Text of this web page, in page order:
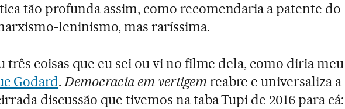
tão profunda assim, como recomendaria a patente do
leninismo, mas raríssima.
três coisas que eu sei ou vi no filme dela, como diria meu
Godard.Democracia em vertigem reabre e universaliza a
discussão que tivemos na taba Tupi de 2016 para cá: